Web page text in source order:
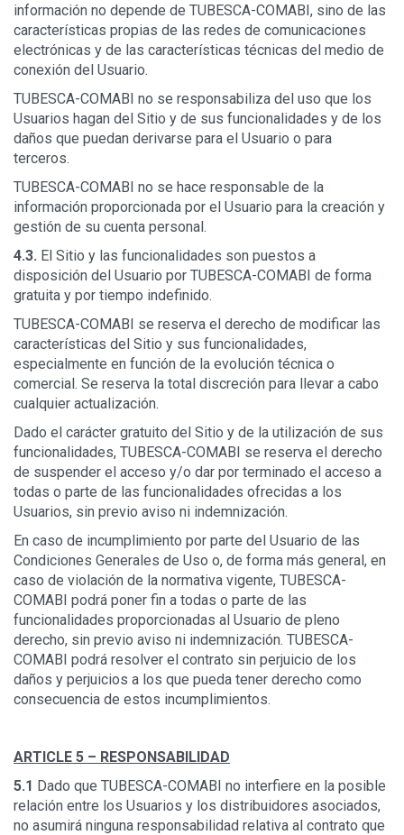
información no depende de TUBESCA-COMABI, sino de las
características propias de las redes de comunicaciones
electrónicas y de las características técnicas del medio de
conexión del Usuario.
TUBESCA-COMABI no se responsabiliza del uso que los
Usuarios hagan del Sitio y de sus funcionalidades y de los
daños que puedan derivarse para el Usuario o para
terceros.
TUBESCA-COMABI no se hace responsable de la
información proporcionada por el Usuario para la creación y
gestión de su cuenta personal.
4.3. El Sitio y las funcionalidades son puestos a
disposición del Usuario por TUBESCA-COMABI de forma
gratuita y por tiempo indefinido.
TUBESCA-COMABI se reserva el derecho de modificar las
características del Sitio y sus funcionalidades,
especialmente en función de la evolución técnica o
comercial. Se reserva la total discreción para llevar a cabo
cualquier actualización.
Dado el carácter gratuito del Sitio y de la utilización de sus
funcionalidades, TUBESCA-COMABI se reserva el derecho
de suspender el acceso y/o dar por terminado el acceso a
todas o parte de las funcionalidades ofrecidas a los
Usuarios, sin previo aviso ni indemnización.
En caso de incumplimiento por parte del Usuario de las
Condiciones Generales de Uso o, de forma más general, en
caso de violación de la normativa vigente, TUBESCA-
COMABI podrá poner fin a todas o parte de las
funcionalidades proporcionadas al Usuario de pleno
derecho, sin previo aviso ni indemnización. TUBESCA-
COMABI podrá resolver el contrato sin perjuicio de los
daños y perjuicios a los que pueda tener derecho como
consecuencia de estos incumplimientos.
ARTICLE 5 – RESPONSABILIDAD
5.1 Dado que TUBESCA-COMABI no interfiere en la posible
relación entre los Usuarios y los distribuidores asociados,
no asumirá ninguna responsabilidad relativa al contrato que